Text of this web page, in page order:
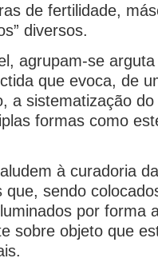
de fertilidade,
diversos.
agrupam-se
que evoca, de
a sistematização
formas como
à curadoria
sendo
por forma
sobre objeto que